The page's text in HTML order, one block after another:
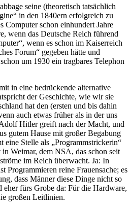
seine (theoretisch tatsächlich
in den 1840ern erfolgreich zu
Computer schon einhundert Jahre
wenn das Deutsche Reich führend
wenn es schon im Kaiserreich
Forum“ gegeben hätte und
um 1930 ein tragbares Telephon
in eine bedrückende alternative
der Geschichte, wie wir sie
hat den (ersten und bis dahin
auch etwas früher als in der uns
Hitler greift nach der Macht, und
gutem Hause mit großer Begabung
eine Stelle als „Programmstrickerin“
Weimar, dem NSA, das schon seit
im Reich überwacht. Ja: In
Programmieren reine Frauensache; es
dass Männer diese Dinge nicht so
eher fürs Grobe da: Für die Hardware,
großen Leitlinien.